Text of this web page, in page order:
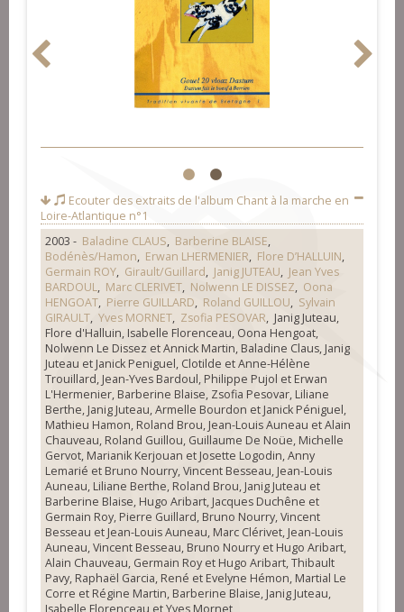
1 2
Ecouter des extraits de l'album Chant à la marche en
Loire-Atlantique n°1
2003 - Baladine CLAUS, Barberine BLAISE,
Bodénès/Hamon, Erwan LHERMENIER, Flore D’HALLUIN,
Germain ROY, Girault/Guillard, Janig JUTEAU, Jean Yves
BARDOUL, Marc CLERIVET, Nolwenn LE DISSEZ, Oona
HENGOAT, Pierre GUILLARD, Roland GUILLOU, Sylvain
GIRAULT, Yves MORNET, Zsofia PESOVAR, Janig Juteau,
Flore d'Halluin, Isabelle Florenceau, Oona Hengoat,
Nolwenn Le Dissez et Annick Martin, Baladine Claus, Janig
Juteau et Janick Peniguel, Clotilde et Anne-Hélène
Trouillard, Jean-Yves Bardoul, Philippe Pujol et Erwan
L'Hermenier, Barberine Blaise, Zsofia Pesovar, Liliane
Berthe, Janig Juteau, Armelle Bourdon et Janick Péniguel,
Mathieu Hamon, Roland Brou, Jean-Louis Auneau et Alain
Chauveau, Roland Guillou, Guillaume De Noüe, Michelle
Gervot, Marianik Kerjouan et Josette Logodin, Anny
Lemarié et Bruno Nourry, Vincent Besseau, Jean-Louis
Auneau, Liliane Berthe, Roland Brou, Janig Juteau et
Barberine Blaise, Hugo Aribart, Jacques Duchêne et
Germain Roy, Pierre Guillard, Bruno Nourry, Vincent
Besseau et Jean-Louis Auneau, Marc Clérivet, Jean-Louis
Auneau, Vincent Besseau, Bruno Nourry et Hugo Aribart,
Alain Chauveau, Germain Roy et Hugo Aribart, Thibault
Pavy, Raphaël Garcia, René et Evelyne Hémon, Martial Le
Corre et Régine Martin, Barberine Blaise, Janig Juteau,